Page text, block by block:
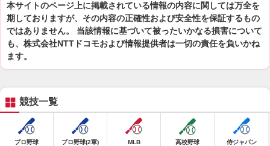
本サイトのページ上に掲載されている情報の内容に関しては万全を
期しておりますが、その内容の正確性および安全性を保証するもの
ではありません。 当該情報に基づいて被ったいかなる損害について
も、株式会社NTTドコモおよび情報提供者は一切の責任を負いかね
ます。
競技一覧
プロ野球 プロ野球(2軍) MLB 高校野球 侍ジャパン